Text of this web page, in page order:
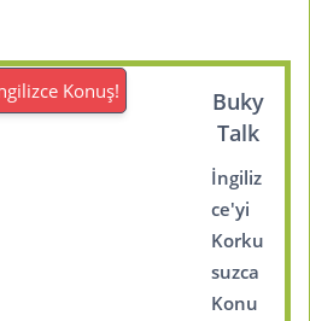
Konuş!
Buky
Talk
İngiliz
ce'yi
Korku
suzca
Konu